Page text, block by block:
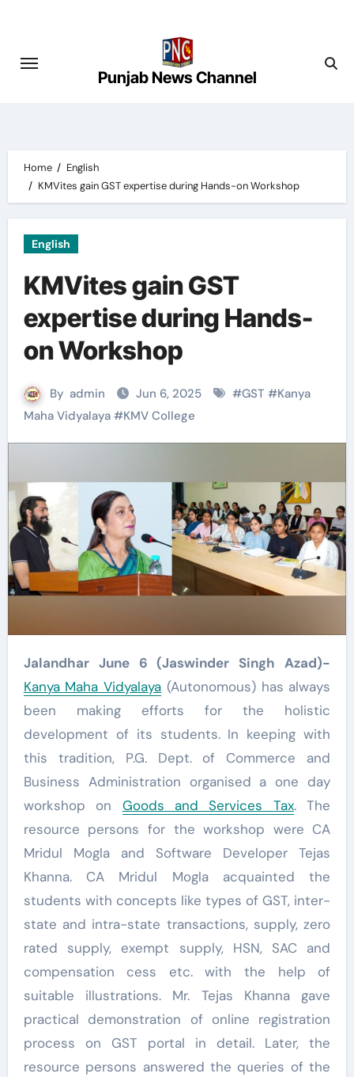
content
Punjab News Channel
Home
English
KMVites gain GST expertise during Hands-on Workshop
English
KMVites gain GST
expertise during Hands-
on Workshop
By admin Jun 6, 2025 #GST #Kanya
Maha Vidyalaya#KMV College
Jalandhar June 6 (Jaswinder Singh Azad)-
Kanya Maha Vidyalaya (Autonomous) has always
been making efforts for the holistic
development of its students. In keeping with
this tradition, P.G. Dept. of Commerce and
Business Administration organised a one day
workshop on Goods and Services Tax. The
resource persons for the workshop were CA
Mridul Mogla and Software Developer Tejas
Khanna. CA Mridul Mogla acquainted the
students with concepts like types of GST, inter-
state and intra-state transactions, supply, zero
rated supply, exempt supply, HSN, SAC and
compensation cess etc. with the help of
suitable illustrations. Mr. Tejas Khanna gave
practical demonstration of online registration
process on GST portal in detail. Later, the
resource persons answered the queries of the